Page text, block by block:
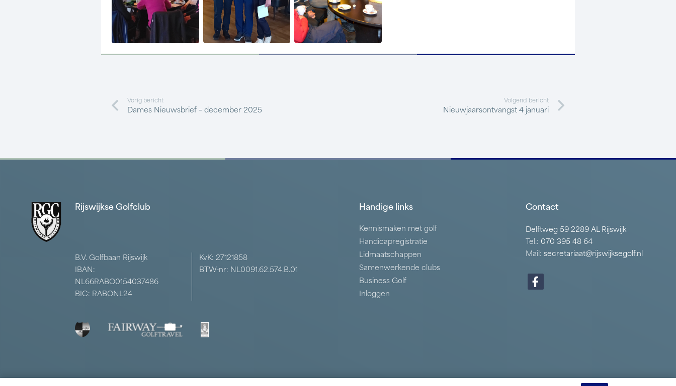
Vorig bericht
Dames Nieuwsbrief – december 2025
Volgend bericht
Nieuwjaarsontvangst 4 januari
Rijswijkse Golfclub
B.V. Golfbaan Rijswijk
IBAN:
NL66RABO0154037486
BIC: RABONL24
KvK: 27121858
BTW-nr: NL0091.62.574.B.01
Handige links
Kennismaken met golf
Handicapregistratie
Lidmaatschappen
Samenwerkende clubs
Business Golf
Inloggen
Contact
Delftweg 59 2289 AL Rijswijk
Tel.: 070 395 48 64
Mail: secretariaat@rijswijksegolf.nl